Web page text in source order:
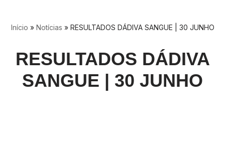
Início » Notícias » RESULTADOS DÁDIVA SANGUE | 30 JUNHO
RESULTADOS DÁDIVA
SANGUE | 30 JUNHO